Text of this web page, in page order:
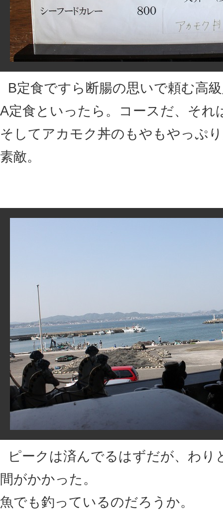
B定食ですら断腸の思いで頼む高
A定食といったら。コースだ、それ
そしてアカモク丼のもやもやっぷ
素敵。
ピークは済んでるはずだが、わり
間がかかった。
魚でも釣っているのだろうか。